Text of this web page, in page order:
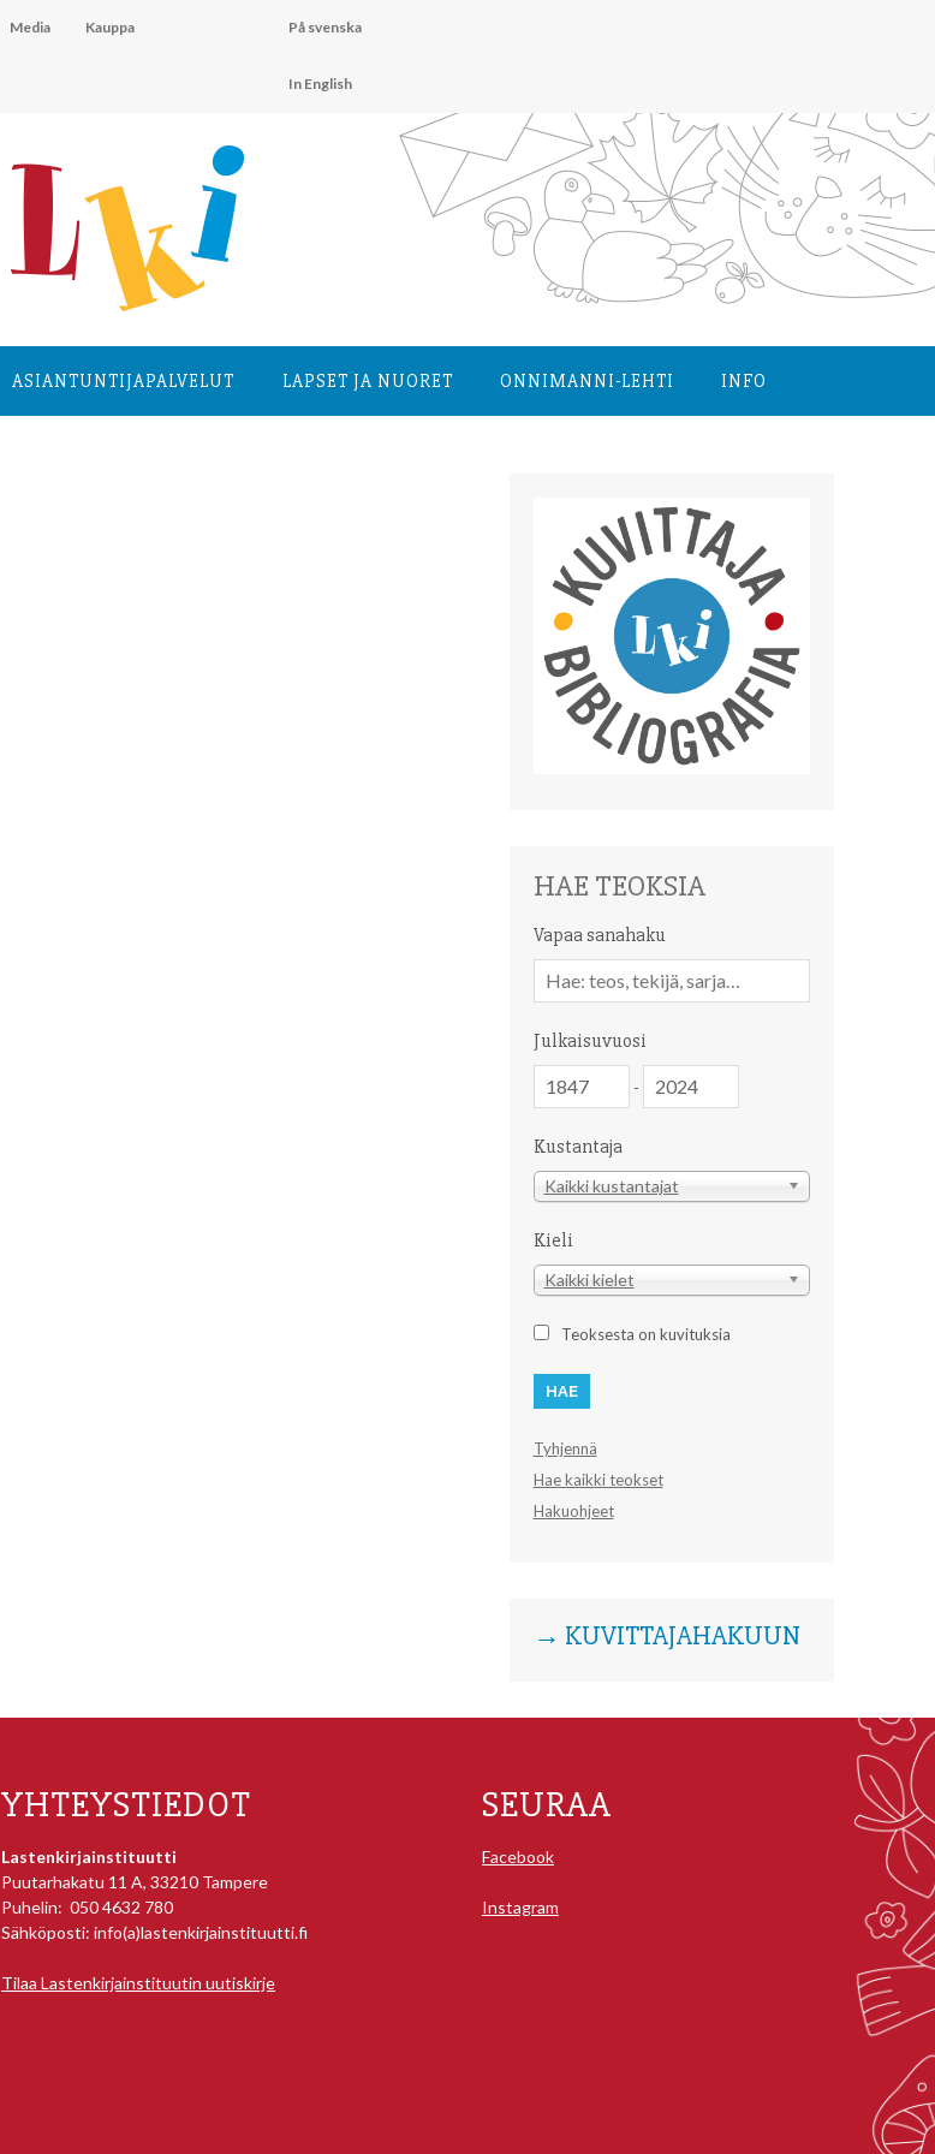
Media Kauppa På svenska
In English
ASIANTUNTIJA­PALVELUT LAPSET JA NUORET ONNIMANNI-LEHTI INFO
HAE TEOKSIA
Vapaa sanahaku
sanahaku
Julkaisuvuosi
-
Kustantaja
Kustantaja
Kaikki kustantajat
Kieli
Kieli
Kaikki kielet
Teoksesta on kuvituksia
Tyhjennä
Hae kaikki teokset
Hakuohjeet
→ KUVITTAJAHAKUUN
YHTEYSTIEDOT
Lastenkirjainstituutti
Puutarhakatu 11 A, 33210 Tampere
Puhelin: 050 4632 780
Sähköposti: info(a)lastenkirjainstituutti.fi
Tilaa Lastenkirjainstituutin uutiskirje
SEURAA
Facebook
Instagram